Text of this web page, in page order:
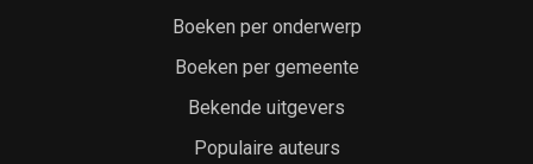
Boeken per onderwerp
Boeken per gemeente
Bekende uitgevers
Populaire auteurs